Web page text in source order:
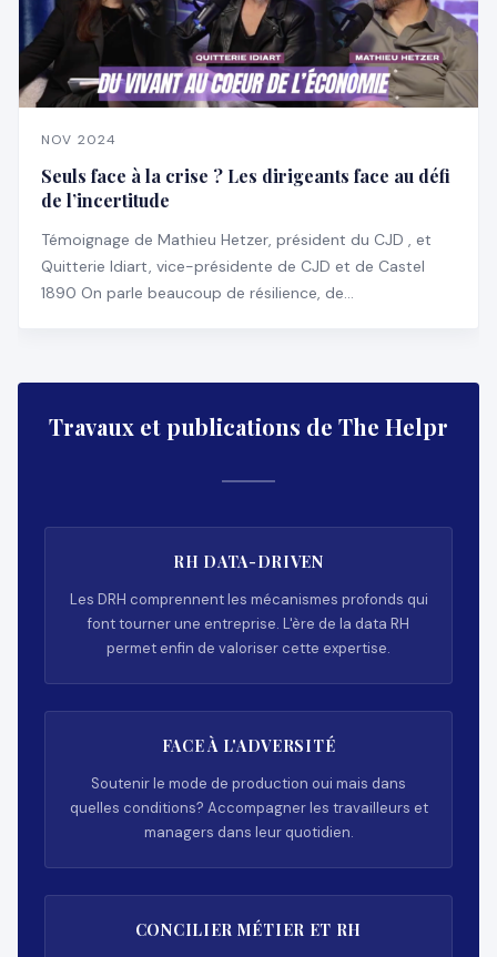
NOV 2024
Seuls face à la crise ? Les dirigeants face au défi
de l’incertitude
Témoignage de Mathieu Hetzer, président du CJD , et
Quitterie Idiart, vice-présidente de CJD et de Castel
1890 On parle beaucoup de résilience, de
Travaux et publications de The Helpr
RH DATA-DRIVEN
Les DRH comprennent les mécanismes profonds qui
font tourner une entreprise. L'ère de la data RH
permet enfin de valoriser cette expertise.
FACE À L'ADVERSITÉ
Soutenir le mode de production oui mais dans
quelles conditions? Accompagner les travailleurs et
managers dans leur quotidien.
CONCILIER MÉTIER ET RH